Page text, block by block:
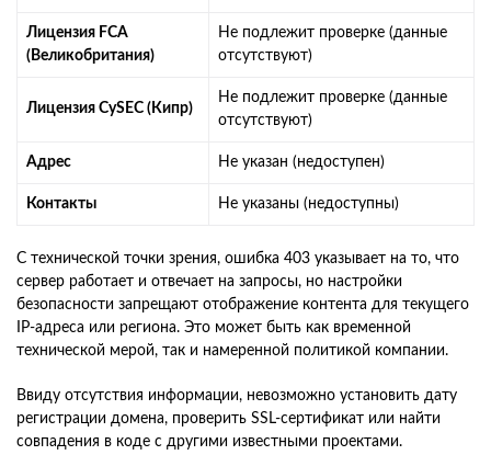
Лицензия FCA
(Великобритания)
Не подлежит проверке (данные
отсутствуют)
Лицензия CySEC (Кипр)
Не подлежит проверке (данные
отсутствуют)
Адрес Не указан (недоступен)
Контакты Не указаны (недоступны)
С технической точки зрения, ошибка 403 указывает на то, что
сервер работает и отвечает на запросы, но настройки
безопасности запрещают отображение контента для текущего
IP-адреса или региона. Это может быть как временной
технической мерой, так и намеренной политикой компании.
Ввиду отсутствия информации, невозможно установить дату
регистрации домена, проверить SSL-сертификат или найти
совпадения в коде с другими известными проектами.